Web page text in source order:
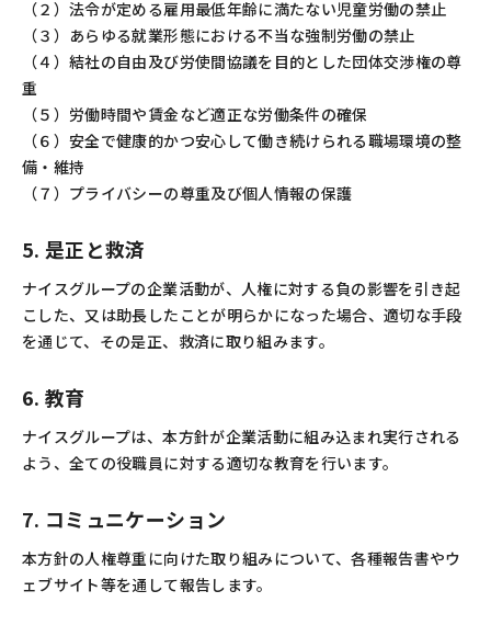
（２）法令が定める雇用最低年齢に満たない児童労働の禁止
（３）あらゆる就業形態における不当な強制労働の禁止
（４）結社の自由及び労使間協議を目的とした団体交渉権の尊
重
（５）労働時間や賃金など適正な労働条件の確保
（６）安全で健康的かつ安心して働き続けられる職場環境の整
備・維持
（７）プライバシーの尊重及び個人情報の保護
5. 是正と救済
ナイスグループの企業活動が、人権に対する負の影響を引き起
こした、又は助長したことが明らかになった場合、適切な手段
を通じて、その是正、救済に取り組みます。
6. 教育
ナイスグループは、本方針が企業活動に組み込まれ実行される
よう、全ての役職員に対する適切な教育を行います。
7. コミュニケーション
本方針の人権尊重に向けた取り組みについて、各種報告書やウ
ェブサイト等を通して報告します。